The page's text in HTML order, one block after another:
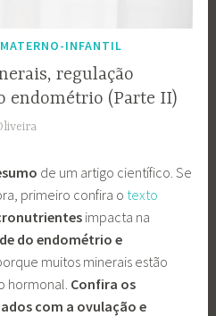
INFANTIL
regulação
endométrio (Parte II)
de um artigo científico. Se
primeiro confira o texto
impacta na
do endométrio e
muitos minerais estão
hormonal. Confira os
com a ovulação e